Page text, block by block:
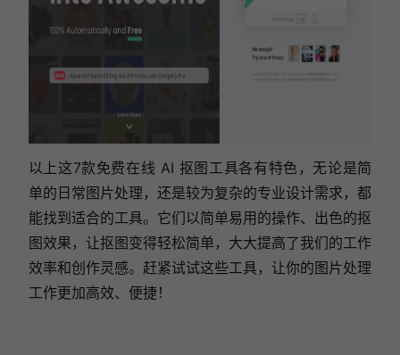
以上这7款免费在线 AI 抠图工具各有特色，无论是简
单的日常图片处理，还是较为复杂的专业设计需求，都
能找到适合的工具。它们以简单易用的操作、出色的抠
图效果，让抠图变得轻松简单，大大提高了我们的工作
效率和创作灵感。赶紧试试这些工具，让你的图片处理
工作更加高效、便捷！